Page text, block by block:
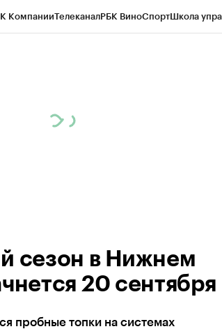
КомпанииТелеканалРБК ВиноСпортШкола
сезон в Нижнем
20 сентября
пробные топки на системах